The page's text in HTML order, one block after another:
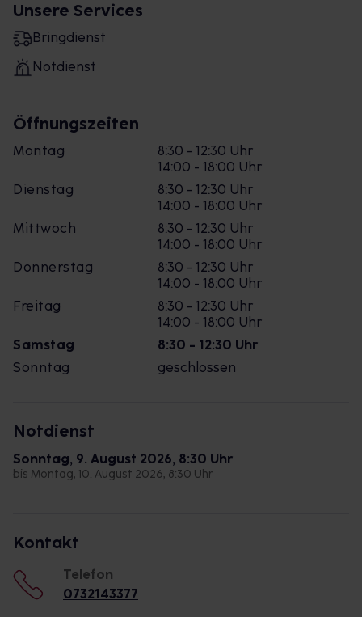
Unsere Services
Bringdienst
Notdienst
Öffnungszeiten
Montag
8:30 - 12:30 Uhr
14:00 - 18:00 Uhr
Dienstag
8:30 - 12:30 Uhr
14:00 - 18:00 Uhr
Mittwoch
8:30 - 12:30 Uhr
14:00 - 18:00 Uhr
Donnerstag
8:30 - 12:30 Uhr
14:00 - 18:00 Uhr
Freitag
8:30 - 12:30 Uhr
14:00 - 18:00 Uhr
Samstag
8:30 - 12:30 Uhr
Sonntag
geschlossen
Notdienst
Sonntag, 9. August 2026, 8:30 Uhr
bis Montag, 10. August 2026, 8:30 Uhr
Kontakt
Telefon
0732143377